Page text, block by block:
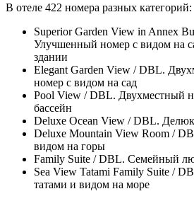
В отеле 422 номера разных категорий:
Superior Garden View in Annex
Улучшенный номер с видом на
здании
Elegant Garden View / DBL.
номер с видом на сад
Pool View / DBL. Двухместный
бассейн
Deluxe Ocean View / DBL.
Deluxe Mountain View Room /
видом на горы
Family Suite / DBL. Семейный
Sea View Tatami Family Suite /
татами и видом на море